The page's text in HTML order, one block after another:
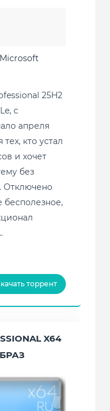
Microsoft
25H2
с
апреля
кто устал
и хочет
без
Отключено
бесполезное,
торрент
X64